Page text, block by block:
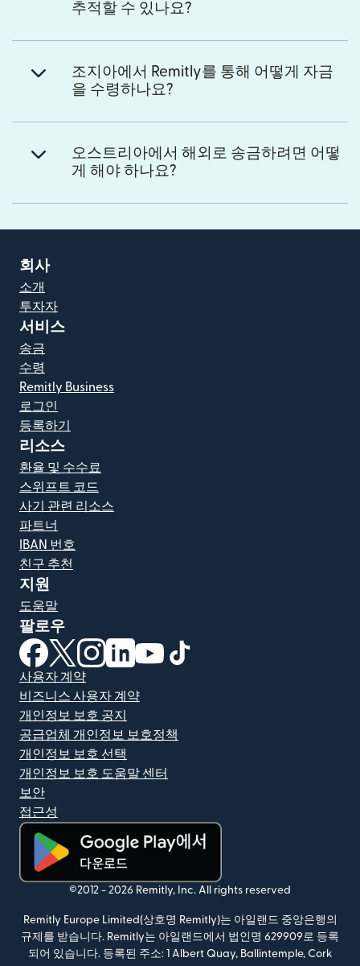
추적할 수 있나요?
조지아에서 Remitly를 통해 어떻게 자금
을 수령하나요?
오스트리아에서 해외로 송금하려면 어떻
게 해야 하나요?
회사
소개
투자자
서비스
송금
수령
Remitly Business
로그인
등록하기
리소스
환율 및 수수료
스위프트 코드
사기 관련 리소스
파트너
IBAN 번호
친구 추천
지원
도움말
팔로우
(새 창에서 열림)
(새 창에서 열림)
(새 창에서 열림)
(새 창에서 열림)
(새 창에서 열림)
사용자 계약
비즈니스 사용자 계약
개인정보 보호 공지
공급업체 개인정보 보호정책
개인정보 보호 선택
개인정보 보호 도움말 센터
보안
접근성
(새 창에서 열림)
©2012 - 2026 Remitly, Inc. All rights reserved
Remitly Europe Limited(상호명 Remitly)는 아일랜드 중앙은행의
규제를 받습니다. Remitly는 아일랜드에서 법인명 629909로 등록
되어 있습니다. 등록된 주소: 1 Albert Quay, Ballintemple, Cork